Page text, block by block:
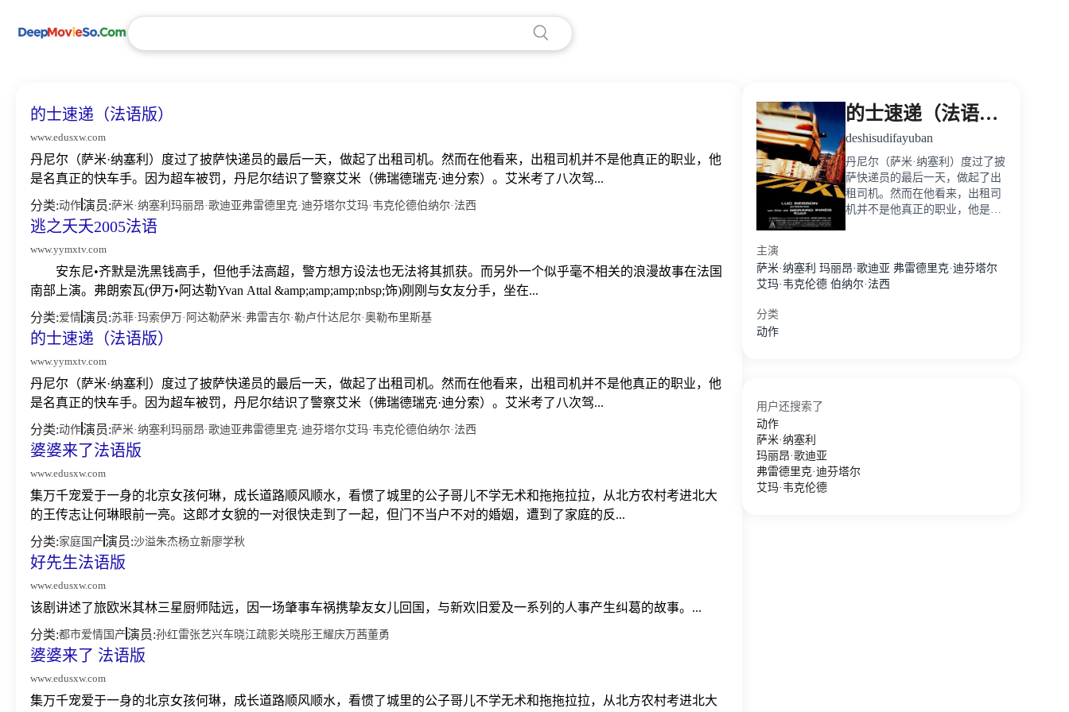
的士速递（法语版）
www.edusxw.com
丹尼尔（萨米·纳塞利）度过了披萨快递员的最后一天，做起了出租司机。然而在他看来，出租司机并不是他真正的职业，他
是名真正的快车手。因为超车被罚，丹尼尔结识了警察艾米（佛瑞德瑞克·迪分索）。艾米考了八次驾...
分类:动作演员:萨米·纳塞利 玛丽昂·歌迪亚弗雷德里克·迪芬塔尔艾玛·韦克伦德伯纳尔·法西
逃之夭夭2005法语
www.yymxtv.com
安东尼•齐默是洗黑钱高手，但他手法高超，警方想方设法也无法将其抓获。而另外一个似乎毫不相关的浪漫故事在法国
南部上演。弗朗索瓦(伊万•阿达勒Yvan Attal &amp;amp;amp;nbsp;饰)刚刚与女友分手，坐在...
分类:爱情演员:苏菲·玛索伊万·阿达勒萨米·弗雷吉尔·勒卢什达尼尔·奥勒布里斯基
的士速递（法语版）
www.yymxtv.com
丹尼尔（萨米·纳塞利）度过了披萨快递员的最后一天，做起了出租司机。然而在他看来，出租司机并不是他真正的职业，他
是名真正的快车手。因为超车被罚，丹尼尔结识了警察艾米（佛瑞德瑞克·迪分索）。艾米考了八次驾...
分类:动作演员:萨米·纳塞利 玛丽昂·歌迪亚弗雷德里克·迪芬塔尔艾玛·韦克伦德伯纳尔·法西
婆婆来了法语版
www.edusxw.com
集万千宠爱于一身的北京女孩何琳，成长道路顺风顺水，看惯了城里的公子哥儿不学无术和拖拖拉拉，从北方农村考进北大
的王传志让何琳眼前一亮。这郎才女貌的一对很快走到了一起，但门不当户不对的婚姻，遭到了家庭的反...
分类:家庭 国产 演员:沙溢朱杰杨立新廖学秋
好先生法语版
www.edusxw.com
该剧讲述了旅欧米其林三星厨师陆远，因一场肇事车祸携挚友女儿回国，与新欢旧爱及一系列的人事产生纠葛的故事。...
分类:都市爱情 国产 演员:孙红雷张艺兴车晓江疏影关晓彤王耀庆万茜董勇
婆婆来了 法语版
www.edusxw.com
集万千宠爱于一身的北京女孩何琳，成长道路顺风顺水，看惯了城里的公子哥儿不学无术和拖拖拉拉，从北方农村考进北大
的士速递（法语版）
deshisudifayuban
丹尼尔（萨米·纳塞利）度过了披
萨快递员的最后一天，做起了出
租司机。然而在他看来，出租司
机并不是他真正的职业，他是名
主演
萨米·纳塞利 玛丽昂·歌迪亚 弗雷德里克·迪芬塔尔
艾玛·韦克伦德 伯纳尔·法西
分类
动作
用户还搜索了
动作
萨米·纳塞利
玛丽昂·歌迪亚
弗雷德里克·迪芬塔尔
艾玛·韦克伦德